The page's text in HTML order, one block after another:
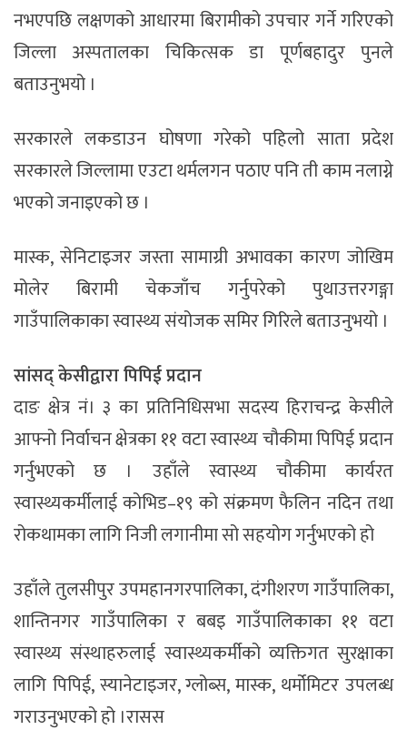
नभएपछि लक्षणको आधारमा बिरामीको उपचार गर्ने गरिएको
जिल्ला अस्पतालका चिकित्सक डा पूर्णबहादुर पुनले
बताउनुभयो ।
सरकारले लकडाउन घोषणा गरेको पहिलो साता प्रदेश
सरकारले जिल्लामा एउटा थर्मलगन पठाए पनि ती काम नलाग्ने
भएको जनाइएको छ ।
मास्क, सेनिटाइजर जस्ता सामाग्री अभावका कारण जोखिम
मोलेर बिरामी चेकजाँच गर्नुपरेको पुथाउत्तरगङ्गा
गाउँपालिकाका स्वास्थ्य संयोजक समिर गिरिले बताउनुभयो ।
सांसद् केसीद्वारा पिपिई प्रदान
दाङ क्षेत्र नं। ३ का प्रतिनिधिसभा सदस्य हिराचन्द्र केसीले
आफ्नो निर्वाचन क्षेत्रका ११ वटा स्वास्थ्य चौकीमा पिपिई प्रदान
गर्नुभएको छ । उहाँले स्वास्थ्य चौकीमा कार्यरत
स्वास्थ्यकर्मीलाई कोभिड–१९ को संक्रमण फैलिन नदिन तथा
रोकथामका लागि निजी लगानीमा सो सहयोग गर्नुभएको हो
उहाँले तुलसीपुर उपमहानगरपालिका, दंगीशरण गाउँपालिका,
शान्तिनगर गाउँपालिका र बबइ गाउँपालिकाका ११ वटा
स्वास्थ्य संस्थाहरुलाई स्वास्थ्यकर्मीको व्यक्तिगत सुरक्षाका
लागि पिपिई, स्यानेटाइजर, ग्लोब्स, मास्क, थर्मोमिटर उपलब्ध
गराउनुभएको हो ।रासस